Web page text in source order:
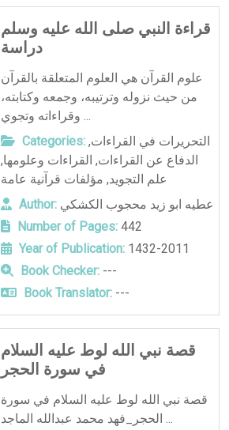
قراءة النبي صلى الله عليه وسلم
دراسة
علوم القرآن هي العلوم المتعلقة بالقرآن
من حيث نزوله وترتيبه، وجمعه وكتابته،
وقراءاته وتجوي ...
Categories: التحريرات في القراءات,
الدفاع عن القراءات, القراءات وعلومها,
علم التجويد, مؤلفات قرآنية عامة
Author: عطيه ابو زيد محجوب الكشكي
Number of Pages:442
Year of Publication:1432-2011
Book Checker:---
Book Translator:---
قصة نبي الله لوط عليه السلام
في سورة الحجر
قصة نبي الله لوط عليه السلام في سورة
الحجر_فهد محمد عبدالله الماجد ...